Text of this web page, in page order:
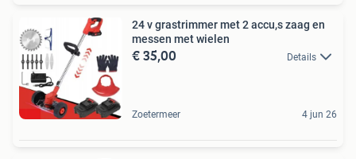
24 v grastrimmer met 2 accu,s zaag en
messen met wielen
€ 35,00 Details
Zoetermeer 4 jun 26